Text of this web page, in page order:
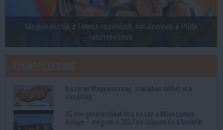
Megkérdeztük a Fidesz vezetőitől, mit üzennek a Pride
résztvevőinek
Kiszárad Magyarország: a talajban dőlhet el a
vízválság
35 éve generációkat hoz össze a Művészetek
Völgye – megvan a 2027-es időpont és a bérletár